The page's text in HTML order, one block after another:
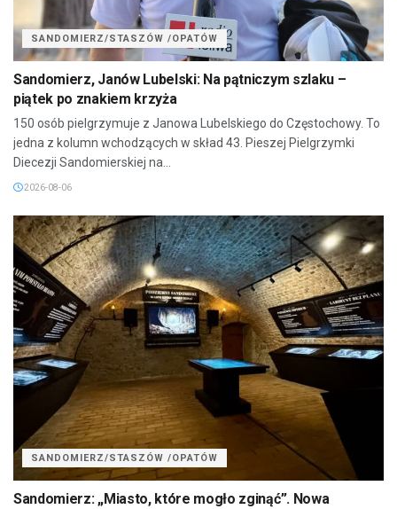
SANDOMIERZ/STASZÓW /OPATÓW
Sandomierz, Janów Lubelski: Na pątniczym szlaku –
piątek po znakiem krzyża
150 osób pielgrzymuje z Janowa Lubelskiego do Częstochowy. To
jedna z kolumn wchodzących w skład 43. Pieszej Pielgrzymki
Diecezji Sandomierskiej na...
2026-08-06
SANDOMIERZ/STASZÓW /OPATÓW
Sandomierz: „Miasto, które mogło zginąć”. Nowa